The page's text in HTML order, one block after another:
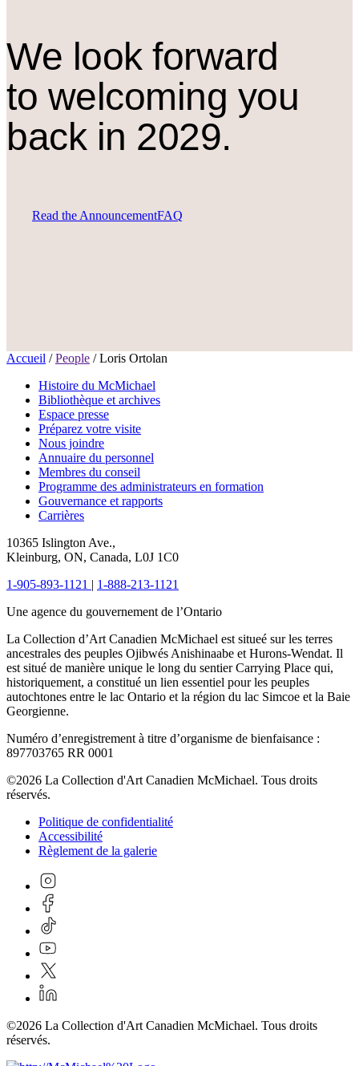
We look forward
to welcoming you
back in 2029.
Read the AnnouncementFAQ
Accueil / People / Loris Ortolan
Histoire du McMichael
Bibliothèque et archives
Espace presse
Préparez votre visite
Nous joindre
Annuaire du personnel
Membres du conseil
Programme des administrateurs en formation
Gouvernance et rapports
Carrières
10365 Islington Ave.,
Kleinburg, ON, Canada, L0J 1C0
1-905-893-1121 | 1-888-213-1121
Une agence du gouvernement de l’Ontario
La Collection d’Art Canadien McMichael est situeé sur les terres
ancestrales des peuples Ojibwés Anishinaabe et Hurons-Wendat. Il
est situé de manière unique le long du sentier Carrying Place qui,
historiquement, a constitué un lien essentiel pour les peuples
autochtones entre le lac Ontario et la région du lac Simcoe et la Baie
Georgienne.
Numéro d’enregistrement à titre d’organisme de bienfaisance :
897703765 RR 0001
©2026 La Collection d'Art Canadien McMichael. Tous droits
réservés.
Politique de confidentialité
Accessibilité
Règlement de la galerie
©2026 La Collection d'Art Canadien McMichael. Tous droits
réservés.